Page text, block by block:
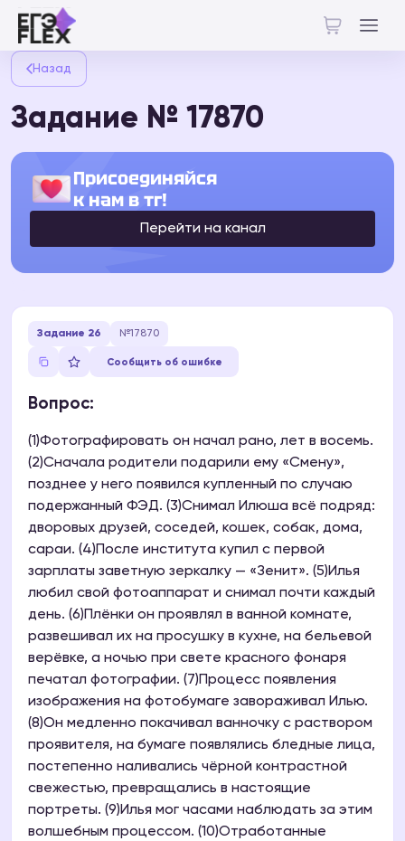
Назад
Задание № 17870
Присоединяйся
к нам в тг!
Перейти на канал
Задание 26 №17870
Сообщить об ошибке
Вопрос:
(1)Фотографировать он начал рано, лет в восемь.
(2)Сначала родители подарили ему «Смену»,
позднее у него появился купленный по случаю
подержанный ФЭД. (3)Снимал Илюша всё подряд:
дворовых друзей, соседей, кошек, собак, дома,
сараи. (4)После института купил с первой
зарплаты заветную зеркалку — «Зенит». (5)Илья
любил свой фотоаппарат и снимал почти каждый
день. (6)Плёнки он проявлял в ванной комнате,
развешивал их на просушку в кухне, на бельевой
верёвке, а ночью при свете красного фонаря
печатал фотографии. (7)Процесс появления
изображения на фотобумаге завораживал Илью.
(8)Он медленно покачивал ванночку с раствором
проявителя, на бумаге появлялись бледные лица,
постепенно наливались чёрной контрастной
свежестью, превращались в настоящие
портреты. (9)Илья мог часами наблюдать за этим
волшебным процессом. (10)Отработанные